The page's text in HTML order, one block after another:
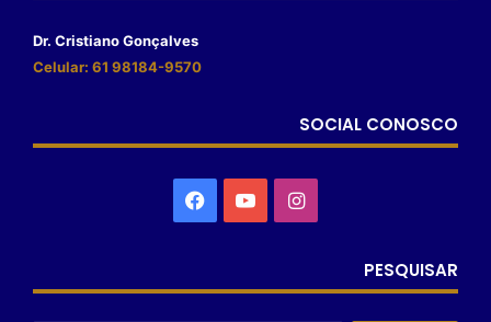
Dr. Cristiano Gonçalves
Celular: 61 98184-9570
SOCIAL CONOSCO
PESQUISAR